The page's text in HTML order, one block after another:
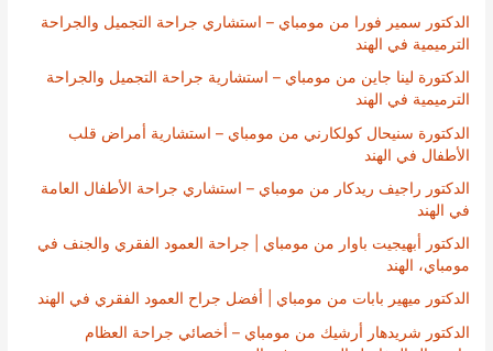
الدكتور سمير فورا من مومباي – استشاري جراحة التجميل والجراحة
الترميمية في الهند
الدكتورة لينا جاين من مومباي – استشارية جراحة التجميل والجراحة
الترميمية في الهند
الدكتورة سنيحال كولكارني من مومباي – استشارية أمراض قلب
الأطفال في الهند
الدكتور راجيف ريدكار من مومباي – استشاري جراحة الأطفال العامة
في الهند
الدكتور أبهيجيت باوار من مومباي | جراحة العمود الفقري والجنف في
مومباي، الهند
الدكتور ميهير بابات من مومباي | أفضل جراح العمود الفقري في الهند
الدكتور شريدهار أرشيك من مومباي – أخصائي جراحة العظام